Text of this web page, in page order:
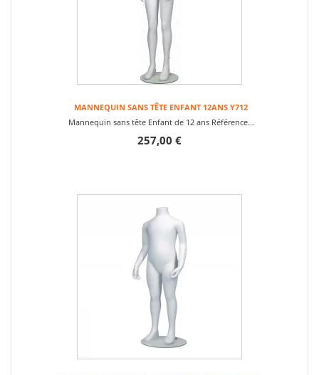
MANNEQUIN SANS TÊTE ENFANT 12ANS Y712
Mannequin sans tête Enfant de 12 ans Référence...
257,00 €